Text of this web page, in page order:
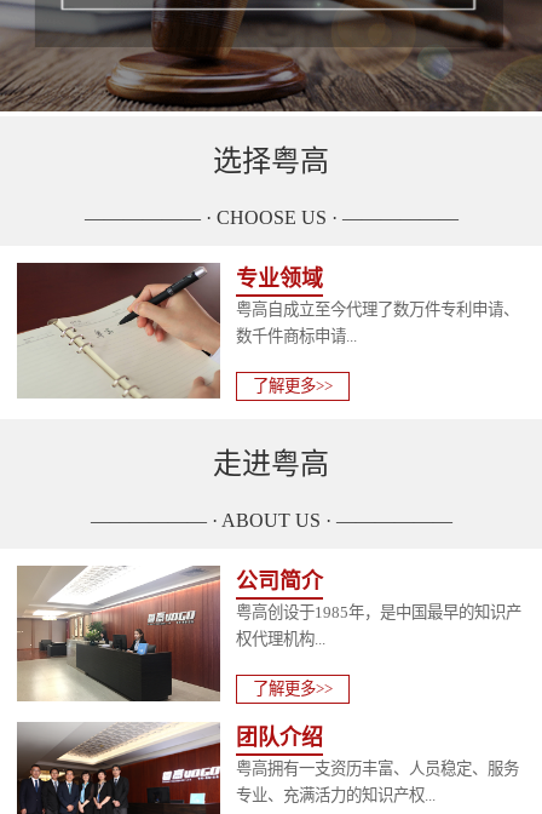
选择粤高
—————— · CHOOSE US · ——————
专业领域
粤高自成立至今代理了数万件专利申请、
数千件商标申请...
了解更多>>
走进粤高
—————— · ABOUT US · ——————
公司简介
粤高创设于1985年，是中国最早的知识产
权代理机构...
了解更多>>
团队介绍
粤高拥有一支资历丰富、人员稳定、服务
专业、充满活力的知识产权...